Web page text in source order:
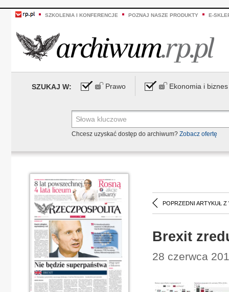
SZKOLENIA I KONFERENCJE POZNAJ NASZE PRODUKTY E-
SZUKAJ W: Prawo Ekonomia i biznes
Chcesz uzyskać dostęp do archiwum? Zobacz ofertę
POPRZEDNI ARTYKUŁ Z
Brexit
28 czerwca